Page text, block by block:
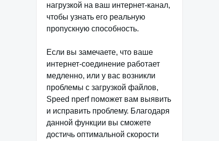
нагрузкой на ваш интернет-канал,
чтобы узнать его реальную
пропускную способность.
Если вы замечаете, что ваше
интернет-соединение работает
медленно, или у вас возникли
проблемы с загрузкой файлов,
Speed nperf поможет вам выявить
и исправить проблему. Благодаря
данной функции вы сможете
достичь оптимальной скорости